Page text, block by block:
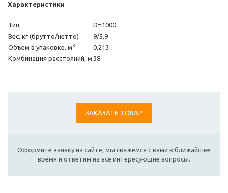
Характеристики
Тип
D=1000
Вес, кг (брутто/нетто)
9/5,9
Объем в упаковке, м3
0,213
Комбинация расстояний, м 38
ЗАКАЗАТЬ ТОВАР
Оформите заявку на сайте, мы свяжемся с вами в ближайшее
время и ответим на все интересующие вопросы.